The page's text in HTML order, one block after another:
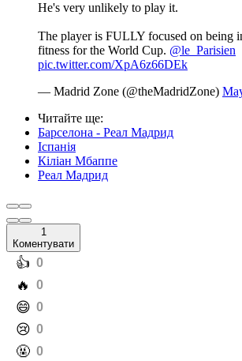
He's very unlikely to play it.
The player is FULLY focused on being
fitness for the World Cup. @le_Parisien
pic.twitter.com/XpA6z66DEk
— Madrid Zone (@theMadridZone)
Читайте ще:
Барселона - Реал Мадрид
Іспанія
Кіліан Мбаппе
Реал Мадрид
1
Коментувати
️👍 0
️🔥 0
️😄 0
️😢 0
️🤬 0